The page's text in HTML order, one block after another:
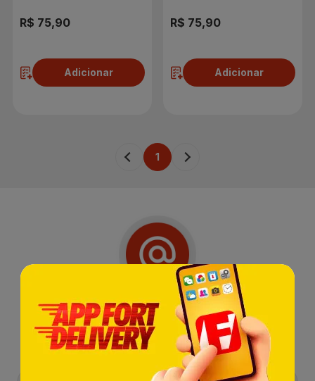
R$ 75,90
Adicionar
R$ 75,90
Adicionar
1
Receba nossas Novidades,
Lançamentos e Promoções!